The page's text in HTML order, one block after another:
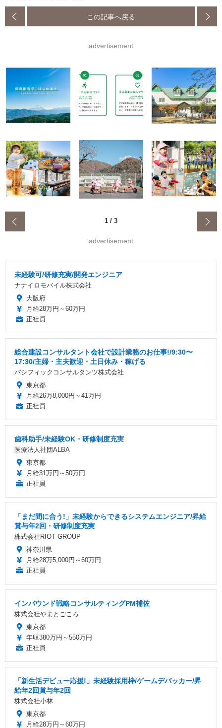
この記事へ戻る
advertisement
1 / 3
advertisement
未経験可/研修充実/開発エンジニア
ナナイロモバイル株式会社
大阪府
月給28万円～60万円
正社員
総合建設コンサルタント会社で設計業務のお仕事!/9:30〜
17:30/主婦・主夫歓迎・土日休み・稼げる
パシフィックコンサルタンツ株式会社
東京都
月給26万8,000円～41万円
正社員
歯科助手/未経験OK・研修制度充実
医療法人社団ALBA
東京都
月給31万円～50万円
正社員
「まだ間に合う!」未経験からできるシステムエンジニア/昇給
賞与年2回・研修制度充実
株式会社RIOT GROUP
神奈川県
月給28万5,000円～60万円
正社員
インバウンド戦略コンサルティングPM補佐
株式会社やまとごころ
東京都
年収380万円～550万円
正社員
「新生活デビュー応援!」未経験採用枠/ゲームデバッカー/昇
給年2回賞与年2回
株式会社小林
東京都
月給28万円～60万円